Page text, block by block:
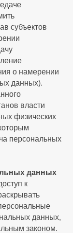
субъектов
о намерении
данных).
власти
физических
персональных
данных
к
данных,
законом.